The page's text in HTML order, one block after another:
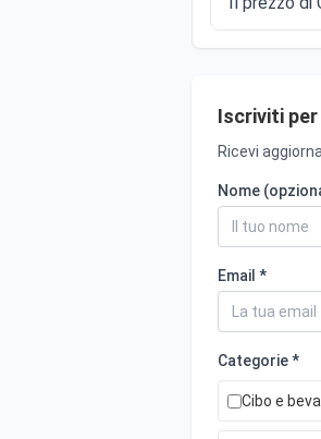
Iscriviti
Ricevi
Nome
Email *
Categorie *
Cibo e